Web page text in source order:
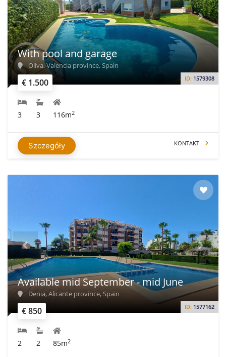
€ 1.500 ID: 1579308
With pool and garage
Oliva, Valencia province, Spain
3 3 116m2
Szczegóły KONTAKT
€ 850 ID: 1577162
Available mid September - mid June
Denia, Alicante province, Spain
2 2 85m2